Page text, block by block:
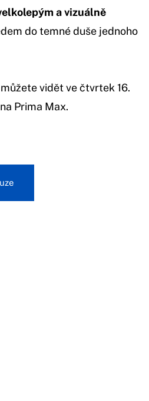
a vizuálně
do temné duše jednoho
můžete vidět ve čtvrtek 16.
Prima Max.